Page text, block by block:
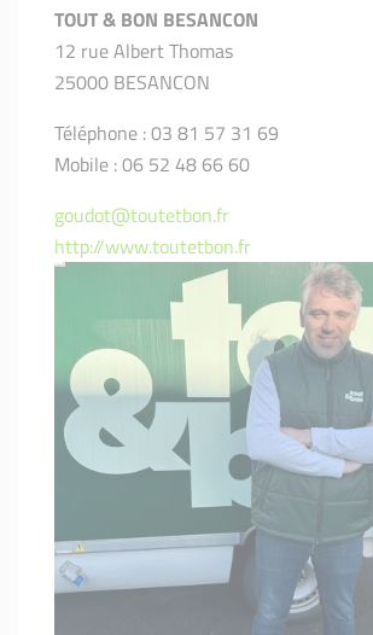
TOUT & BON BESANCON
12 rue Albert Thomas
25000 BESANCON
Téléphone : 03 81 57 31 69
Mobile : 06 52 48 66 60
goudot@toutetbon.fr
http://www.toutetbon.fr